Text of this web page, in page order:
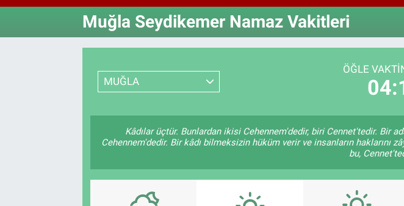
Muğla Seydikemer Namaz Vakitleri
MUĞLA
ÖĞLE
Kâdılar üçtür. Bunlardan ikisi Cehennem'dedir, biri Cennet'tedir. Bir
Cehennem'dedir. Bir kâdı bilmeksizin hüküm verir ve insanların haklarını
bu,
Özel Haberler
Erişim Bilgileri
Haber Arşivi